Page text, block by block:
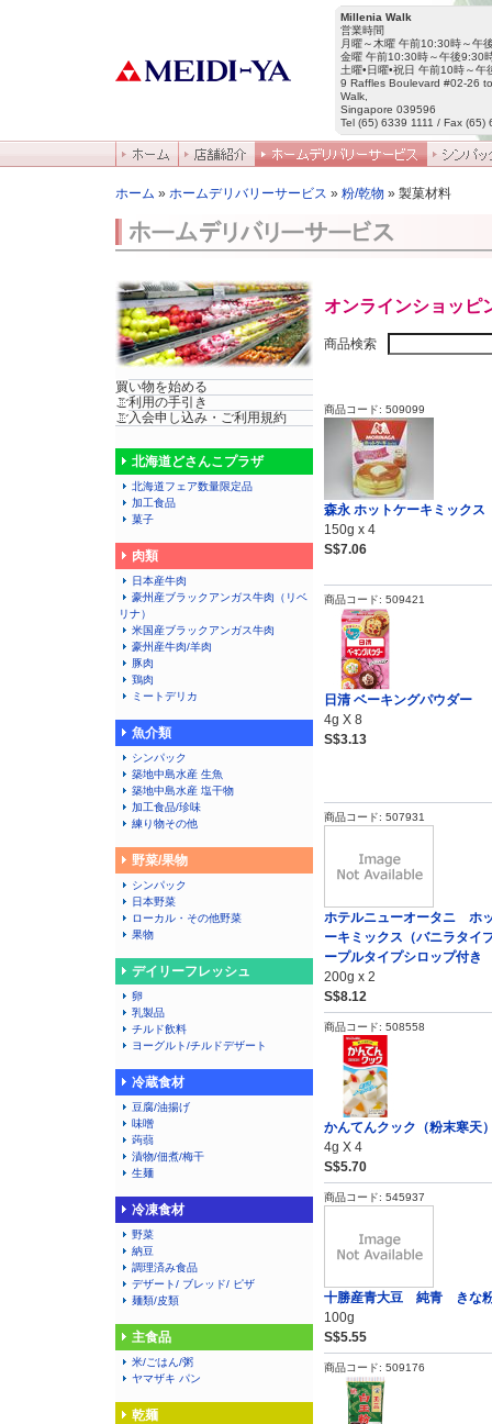
Millenia Walk
営業時間
月曜～木曜 午前10:30時～午
金曜 午前10:30時～午後9:30
土曜•日曜•祝日 午前10時～午
9 Raffles Boulevard #02-26
Walk,
Singapore 039596
Tel (65) 6339 1111 / Fax (65)
ホーム » ホームデリバリーサービス » 粉/乾物 » 製菓材料
買い物を始める
ご利用の手引き
ご入会申し込み・ご利用規約
北海道どさんこプラザ
北海道フェア数量限定品
加工食品
菓子
肉類
日本産牛肉
豪州産ブラックアンガス牛肉（リベ
リナ）
米国産ブラックアンガス牛肉
豪州産牛肉/羊肉
豚肉
鶏肉
ミートデリカ
魚介類
シンパック
築地中島水産 生魚
築地中島水産 塩干物
加工食品/珍味
練り物その他
野菜/果物
シンパック
日本野菜
ローカル・その他野菜
果物
デイリーフレッシュ
卵
乳製品
チルド飲料
ヨーグルト/チルドデザート
冷蔵食材
豆腐/油揚げ
味噌
蒟蒻
漬物/佃煮/梅干
生麺
冷凍食材
野菜
納豆
調理済み食品
デザート/ ブレッド/ ピザ
麺類/皮類
主食品
米/ごはん/粥
ヤマザキ パン
乾麺
オンラインショッピ
商品検索
商品コード: 509099
森永 ホットケーキミックス
150g x 4
S$7.06
商品コード: 509421
日清 ベーキングパウダー
4g X 8
S$3.13
商品コード: 507931
ホテルニューオータニ ホ
ーキミックス（バニラタイ
ープルタイプシロップ付き
200g x 2
S$8.12
商品コード: 508558
かんてんクック（粉末寒天
4g X 4
S$5.70
商品コード: 545937
十勝産青大豆 純青 きな
100g
S$5.55
商品コード: 509176